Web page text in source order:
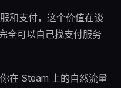
和支付，这个价值在谈
可以自己找支付服务
在 Steam 上的自然流量